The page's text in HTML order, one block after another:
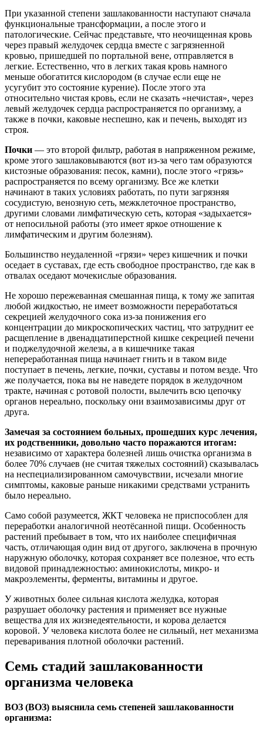
При указанной степени зашлакованности наступают сначала
функциональные трансформации, а после этого и
патологические. Сейчас представьте, что неочищенная кровь
через правый желудочек сердца вместе с загрязненной
кровью, пришедшей по портальной вене, отправляется в
легкие. Естественно, что в легких такая кровь намного
меньше обогатится кислородом (в случае если еще не
усугубит это состояние курение). После этого эта
относительно чистая кровь, если не сказать «нечистая», через
левый желудочек сердца распространяется по организму, а
также в почки, каковые неспешно, как и печень, выходят из
строя.
Почки — это второй фильтр, работая в напряженном режиме,
кроме этого зашлаковываются (вот из-за чего там образуются
кистозные образования: песок, камни), после этого «грязь»
распространяется по всему организму. Все же клетки
начинают в таких условиях работать, по пути загрязняя
сосудистую, венозную сеть, межклеточное пространство,
другими словами лимфатическую сеть, которая «задыхается»
от непосильной работы (это имеет яркое отношение к
лимфатическим и другим болезням).
Большинство неудаленной «грязи» через кишечник и почки
оседает в суставах, где есть свободное пространство, где как в
отвалах оседают мочекислые образования.
Не хорошо пережеванная смешанная пища, к тому же запитая
любой жидкостью, не имеет возможности переработаться
секрецией желудочного сока из-за понижения его
концентрации до микроскопических частиц, что затруднит ее
расщепление в двенадцатиперстной кишке секрецией печени
и поджелудочной железы, а в кишечнике такая
непереработанная пища начинает гнить и в таком виде
поступает в печень, легкие, почки, суставы и потом везде. Что
же получается, пока вы не наведете порядок в желудочном
тракте, начиная с ротовой полости, вылечить всю цепочку
органов нереально, поскольку они взаимозависимы друг от
друга.
Замечая за состоянием больных, прошедших курс лечения,
их родственники, довольно часто поражаются итогам:
независимо от характера болезней лишь очистка организма в
более 70% случаев (не считая тяжелых состояний) сказывалась
на неспециализированном самочувствии, исчезали многие
симптомы, каковые раньше никакими средствами устранить
было нереально.
Само собой разумеется, ЖКТ человека не приспособлен для
переработки аналогичной неотёсанной пищи. Особенность
растений пребывает в том, что их наиболее специфичная
часть, отличающая один вид от другого, заключена в прочную
наружную оболочку, которая сохраняет все полезное, что есть
видовой принадлежностью: аминокислоты, микро- и
макроэлементы, ферменты, витамины и другое.
У животных более сильная кислота желудка, которая
разрушает оболочку растения и применяет все нужные
вещества для их жизнедеятельности, и корова делается
коровой. У человека кислота более не сильный, нет механизма
переваривания плотной оболочки растений.
Семь стадий зашлакованности
организма человека
ВОЗ (ВОЗ) выяснила семь степеней зашлакованности
организма: